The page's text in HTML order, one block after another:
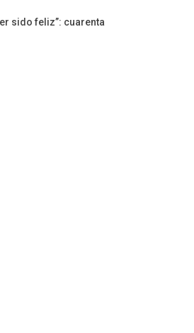
sido feliz”: cuarenta